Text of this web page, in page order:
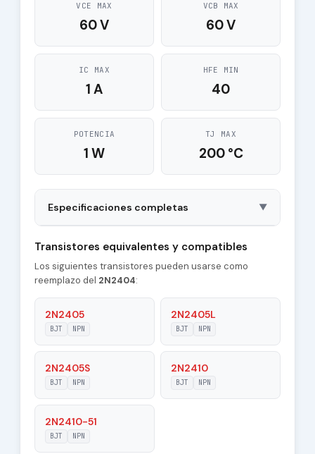
VCE MAX
60 V
VCB MAX
60 V
IC MAX
1 A
HFE MIN
40
POTENCIA
1 W
TJ MAX
200 °C
Especificaciones completas ▼
Polarity NPN
Material of
Transistor
Si
Frequency (ft)
150 MHz
Collector
25 pF
Maximum Collector
Current |Ic max|
Transistores equivalentes y compatibles
Los siguientes transistores pueden usarse como
reemplazo del 2N2404:
2N2405
BJT NPN
2N2405L
BJT NPN
2N2405S
BJT NPN
2N2410
BJT NPN
2N2410-51
BJT NPN